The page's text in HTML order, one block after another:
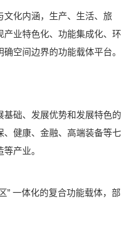
文化内涵，生产、生活、旅
业特色化、功能集成化、环
空间边界的功能载体平台。
础、发展优势和发展特色的
、健康、金融、高端装备等七
产业。
” 一体化的复合功能载体，部